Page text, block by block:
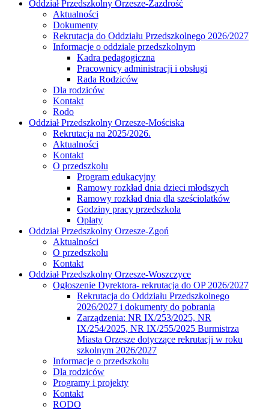
Oddział Przedszkolny Orzesze-Zazdrość
Aktualności
Dokumenty
Rekrutacja do Oddziału Przedszkolnego 2026/2027
Informacje o oddziale przedszkolnym
Kadra pedagogiczna
Pracownicy administracji i obsługi
Rada Rodziców
Dla rodziców
Kontakt
Rodo
Oddział Przedszkolny Orzesze-Mościska
Rekrutacja na 2025/2026.
Aktualności
Kontakt
O przedszkolu
Program edukacyjny
Ramowy rozkład dnia dzieci młodszych
Ramowy rozkład dnia dla sześciolatków
Godziny pracy przedszkola
Opłaty
Oddział Przedszkolny Orzesze-Zgoń
Aktualności
O przedszkolu
Kontakt
Oddział Przedszkolny Orzesze-Woszczyce
Ogłoszenie Dyrektora- rekrutacja do OP 2026/2027
Rekrutacja do Oddziału Przedszkolnego
2026/2027 i dokumenty do pobrania
Zarządzenia: NR IX/253/2025, NR
IX/254/2025, NR IX/255/2025 Burmistrza
Miasta Orzesze dotyczące rekrutacji w roku
szkolnym 2026/2027
Informacje o przedszkolu
Dla rodziców
Programy i projekty
Kontakt
RODO